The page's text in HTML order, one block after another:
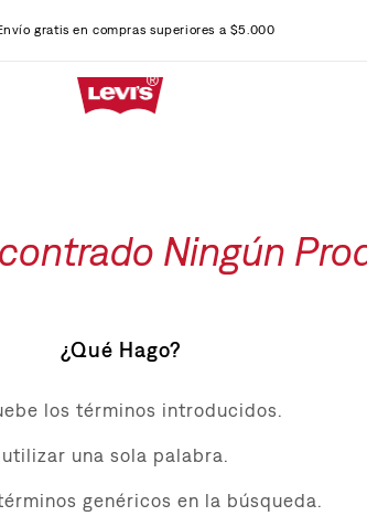
gratis en compras superiores a $5.000
Ningún
¿Qué Hago?
los términos introducidos.
una sola palabra.
genéricos en la búsqueda.